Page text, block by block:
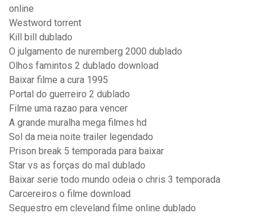
online
Westword torrent
Kill bill dublado
O julgamento de nuremberg 2000 dublado
Olhos famintos 2 dublado download
Baixar filme a cura 1995
Portal do guerreiro 2 dublado
Filme uma razao para vencer
A grande muralha mega filmes hd
Sol da meia noite trailer legendado
Prison break 5 temporada para baixar
Star vs as forças do mal dublado
Baixar serie todo mundo odeia o chris 3 temporada
Carcereiros o filme download
Sequestro em cleveland filme online dublado